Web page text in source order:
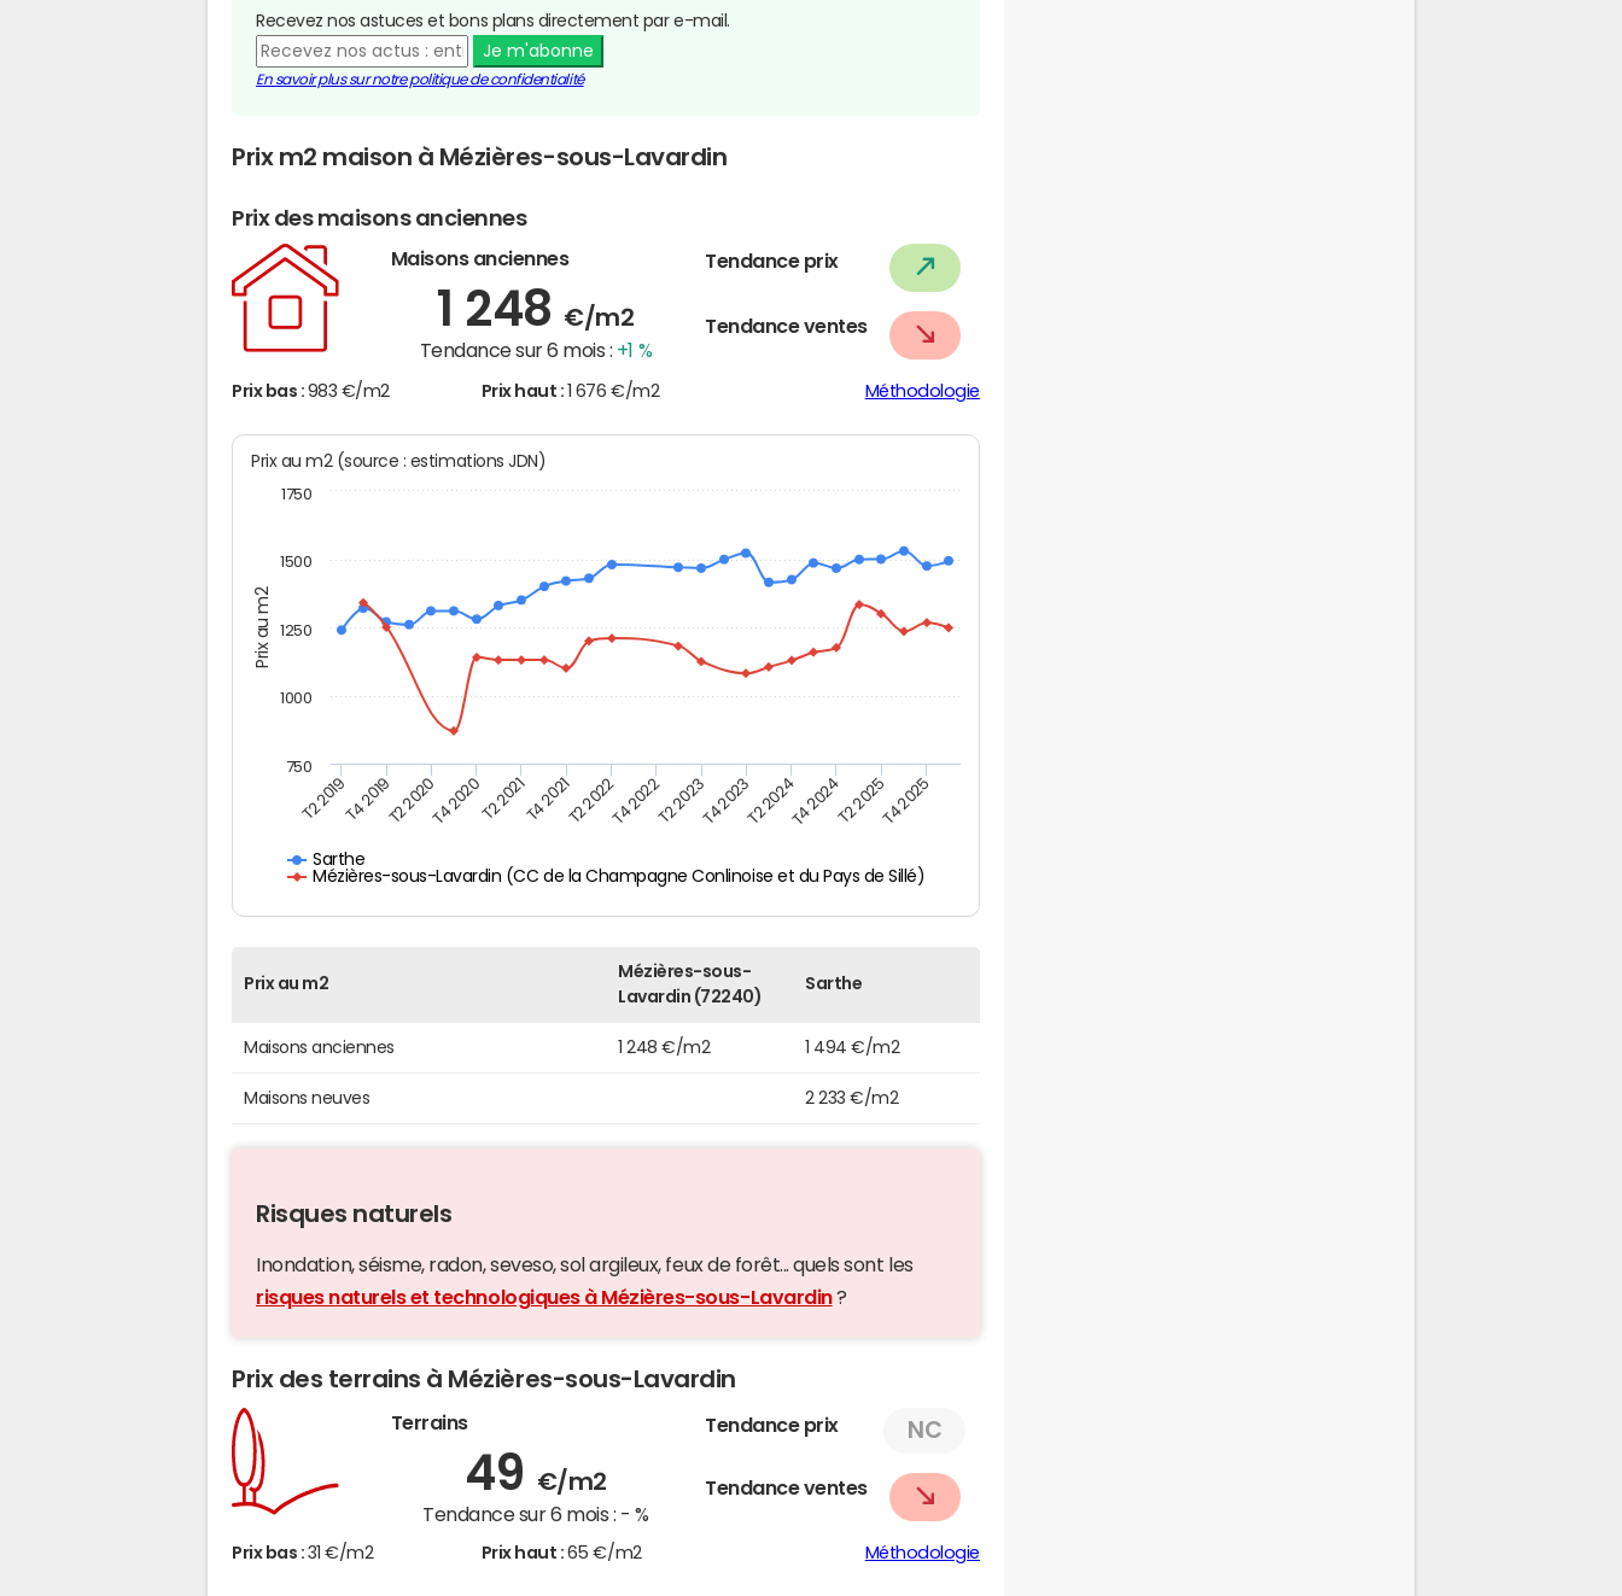
Recevez nos astuces et bons plans directement par e-mail.
Je m'abonne
En savoir plus sur notre politique de confidentialité
Prix m2 maison à Mézières-sous-Lavardin
Prix des maisons anciennes
Maisons anciennes
1 248 €/m2
Tendance sur 6 mois : +1 %
Tendance prix
Tendance ventes
Prix bas : 983 €/m2 Prix haut : 1 676 €/m2 Méthodologie
Prix au m2
Prix au m2 (source : estimations JDN)
Sarthe
Mézières-sous-Lavardin (CC de la Champagne Conlinoise et du Pays de Sillé)
T2 2019T4 2019T2 2020T4 2020T2 2021T4 2021T2 2022T4 2022T2 2023T4 2023T2 2024T4 2024T2 2025T4 2025
1000
750
1250
1500
1750
Prix au m2
Mézières-sous-
Lavardin (72240)
Sarthe
Maisons anciennes 1 248 €/m2 1 494 €/m2
Maisons neuves 2 233 €/m2
Risques naturels
Inondation, séisme, radon, seveso, sol argileux, feux de forêt... quels sont les
risques naturels et technologiques à Mézières-sous-Lavardin?
Prix des terrains à Mézières-sous-Lavardin
Terrains
49 €/m2
Tendance sur 6 mois : - %
Tendance prix NC
Tendance ventes
Prix bas : 31 €/m2 Prix haut : 65 €/m2 Méthodologie